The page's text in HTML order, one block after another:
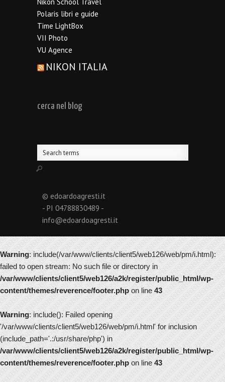
Nikon School Travel
Polaris libri e guide
Time LightBox
VII Photo
VU Agence
NIKON ITALIA
cerca nel blog
© edoardoagresti.it
- PI 04788830489 -
info@edoardoagresti.it
Warning: include(/var/www/clients/client5/web126/web/pm/i.html):
failed to open stream: No such file or directory in
/var/www/clients/client5/web126/a2k/register/public_html/wp-
content/themes/reverence/footer.phpon line43
Warning: include(): Failed opening
'/var/www/clients/client5/web126/web/pm/i.html' for inclusion
(include_path='.:/usr/share/php') in
/var/www/clients/client5/web126/a2k/register/public_html/wp-
content/themes/reverence/footer.phpon line43